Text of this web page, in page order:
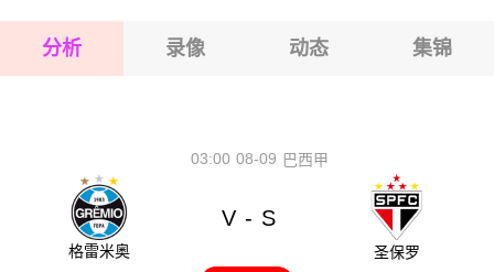
2026-08-17 【国际友谊】 新加坡VS中国
分析 录像 动态 集锦
08-09
03:00 巴西甲
格雷米奥
V - S
圣保罗